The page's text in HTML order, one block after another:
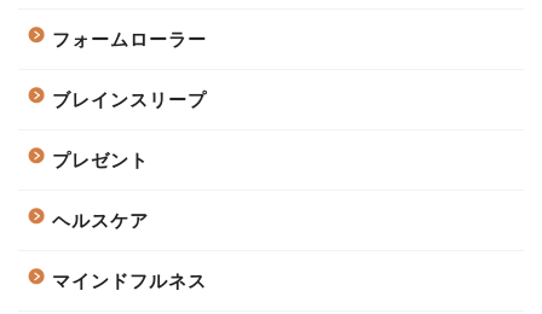
フォームローラー
ブレインスリープ
プレゼント
ヘルスケア
マインドフルネス